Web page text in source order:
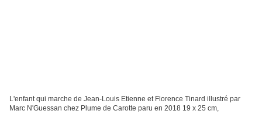
L'enfant qui marche de Jean-Louis Etienne et Florence Tinard illustré par
Marc N'Guessan chez Plume de Carotte paru en 2018 19 x 25 cm,